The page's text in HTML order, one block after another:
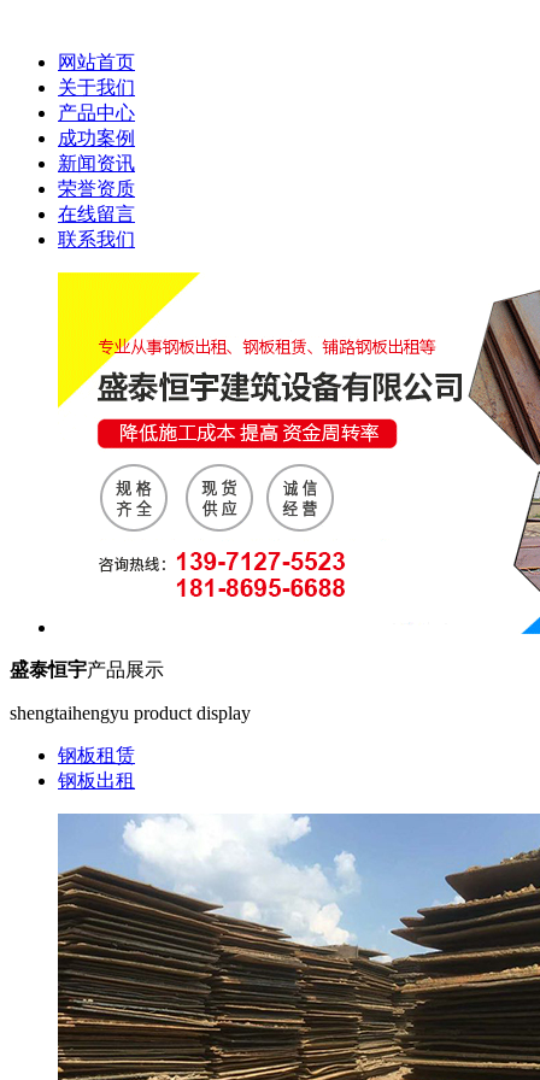
网站首页
关于我们
产品中心
成功案例
新闻资讯
荣誉资质
在线留言
联系我们
盛泰恒宇产品展示
shengtaihengyu product display
钢板租赁
钢板出租